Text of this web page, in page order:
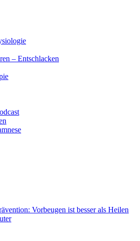
– Entschlacken
Vorbeugen ist besser als Heilen